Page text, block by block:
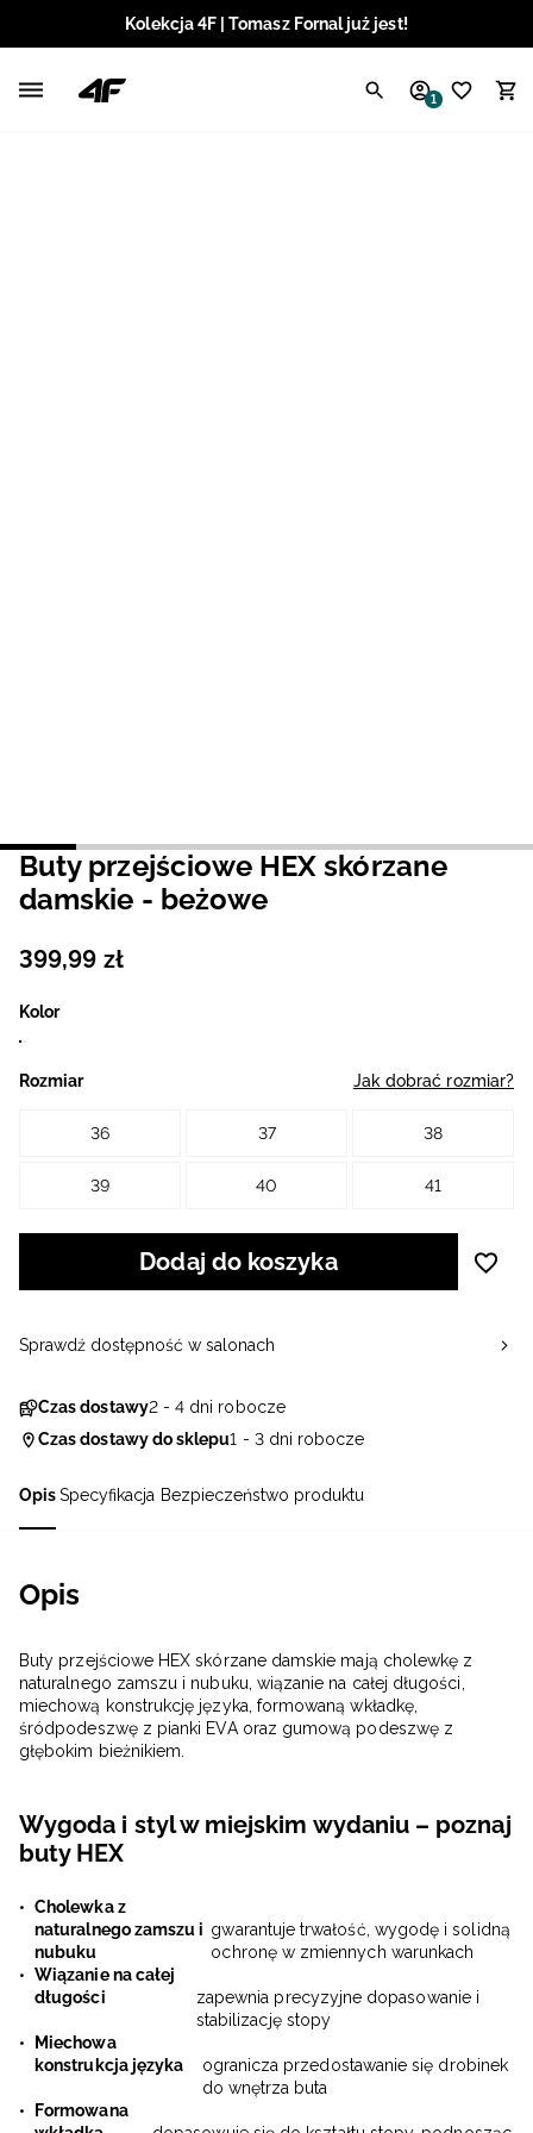
Kolekcja 4F | Tomasz Fornal już jest!
1
OpisSpecyfikacja Bezpieczeństwo produktu
Opis
Buty przejściowe HEX skórzane damskie mają cholewkę z
naturalnego zamszu i nubuku, wiązanie na całej długości,
miechową konstrukcję języka, formowaną wkładkę,
śródpodeszwę z pianki EVA oraz gumową podeszwę z
głębokim bieżnikiem.
Wygoda i styl w miejskim wydaniu – poznaj
buty HEX
Cholewka z
naturalnego zamszu i
nubuku
gwarantuje trwałość, wygodę i solidną
ochronę w zmiennych warunkach
Wiązanie na całej
długości
zapewnia precyzyjne dopasowanie i
stabilizację stopy
Miechowa
konstrukcja języka
ogranicza przedostawanie się drobinek
do wnętrza buta
Formowana
Buty przejściowe HEX skórzane
damskie - beżowe
399,99 zł
Kolor
Rozmiar Jak dobrać rozmiar?
36 37 38
39 40 41
Dodaj do koszyka
Czas dostawy2 - 4 dni robocze
Czas dostawy do sklepu1 - 3 dni robocze
Sprawdź dostępność w salonach